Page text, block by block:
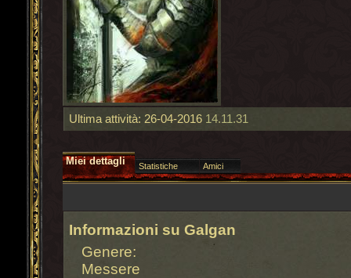
Ultima attività: 26-04-2016 14.11.31
Miei dettagli Statistiche Amici
Informazioni su Galgan
Genere:
Messere